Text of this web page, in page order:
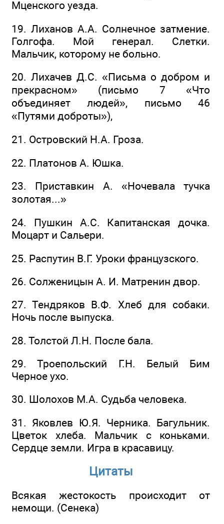
Мценского уезда.
19. Лиханов А.А. Солнечное затмение.
Голгофа. Мой генерал. Слетки.
Мальчик, которому не больно.
20. Лихачев Д.С. «Письма о добром и
прекрасном» (письмо 7 «Что
объединяет людей», письмо 46
«Путями доброты»),
21. Островский Н.А. Гроза.
22. Платонов А. Юшка.
23. Приставкин А. «Ночевала тучка
золотая...»
24. Пушкин А.С. Капитанская дочка.
Моцарт и Сальери.
25. Распутин В.Г. Уроки французского.
26. Солженицын А. И. Матренин двор.
27. Тендряков В.Ф. Хлеб для собаки.
Ночь после выпуска.
28. Толстой Л.Н. После бала.
29. Троепольский Г.Н. Белый Бим
Черное ухо.
30. Шолохов М.А. Судьба человека.
31. Яковлев Ю.Я. Черника. Багульник.
Цветок хлеба. Мальчик с коньками.
Сердце земли. Игра в красавицу.
Цитаты
Всякая жестокость происходит от
немощи. (Сенека)